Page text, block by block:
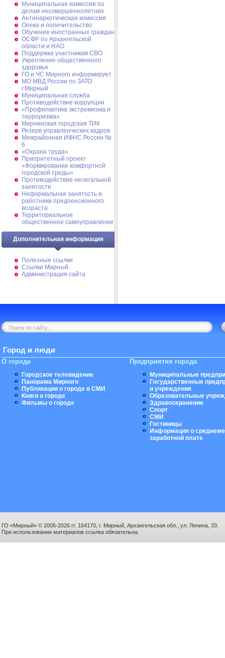
Муниципальная комиссия по
делам несовершеннолетних
Антинаркотическая комиссия
Опека и попечительство
Обучение иностранных граждан
ОСФР по Архангельской
области и НАО
Поддержка участникам СВО
Укрепление общественного
здоровья
ГО и ЧС Мирного информирует
МО МВД России по ЗАТО
г.Мирный
Муниципальная cлужба
Противодействие коррупции
«Профилактика экстремизма и
терроризма»
Мирнинская городская ТИК
Резерв управленческих кадров
Межрайонная ИФНС России №
6
«Охрана труда»
Приоритетный проект
«Формирование комфортной
городской среды»
Противодействие нелегальной
занятости
Неформальная занятость и
работники предпенсионного
возраста
Территориальное
общественное самоуправление
Дополнительная информация
Полезные ссылки
Ссылки Мирный
Администрация сайта
Город и люди
О городе
Городское телевидение
Панорама Мирного
Публикации о городе в СМИ
Книги о городе
Фильмы о городе
Предприятия города
Муниципальные
Государственные
и учреждения
Образовательные
Здравоохранение
Спорт
СМИ
Гостиницы
Информация о
заработной плате
ГО «Мирный» © 2005-2026 гг. 164170, г. Мирный, Архангельская обл., ул. Ленина, 33.
При использовании материалов ссылка обязательна.